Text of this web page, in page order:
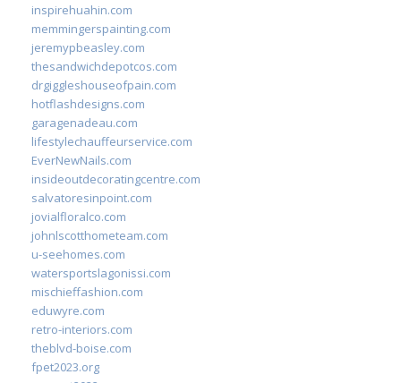
inspirehuahin.com
memmingerspainting.com
jeremypbeasley.com
thesandwichdepotcos.com
drgiggleshouseofpain.com
hotflashdesigns.com
garagenadeau.com
lifestylechauffeurservice.com
EverNewNails.com
insideoutdecoratingcentre.com
salvatoresinpoint.com
jovialfloralco.com
johnlscotthometeam.com
u-seehomes.com
watersportslagonissi.com
mischieffashion.com
eduwyre.com
retro-interiors.com
theblvd-boise.com
fpet2023.org